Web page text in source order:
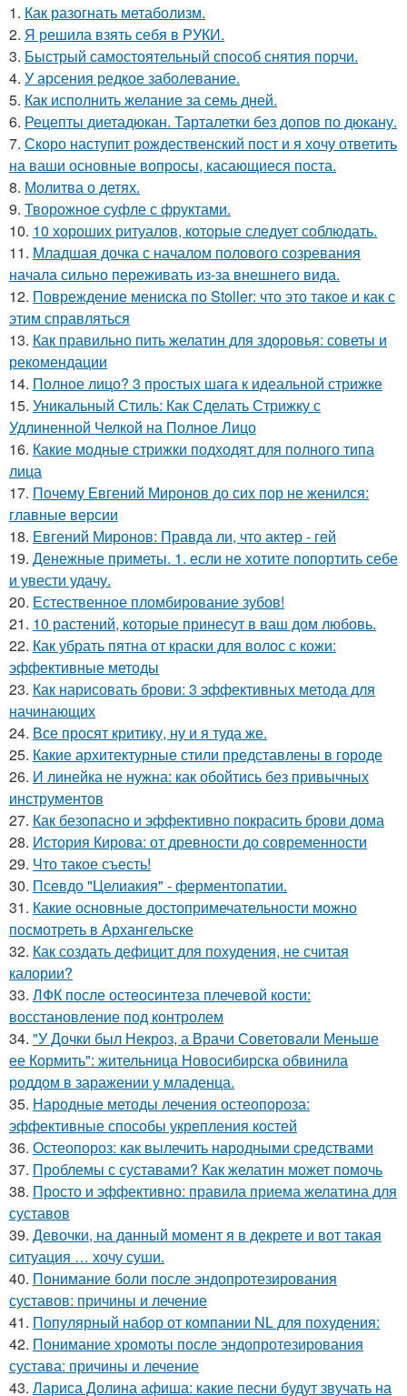
1. Как разогнать метаболизм.
2. Я решила взять себя в РУКИ.
3. Быстрый самостоятельный способ снятия порчи.
4. У арсения редкое заболевание.
5. Как исполнить желание за семь дней.
6. Рецепты диетадюкан. Тарталетки без допов по дюкану.
7. Скоро наступит рождественский пост и я хочу ответить
на ваши основные вопросы, касающиеся поста.
8. Молитва о детях.
9. Творожное суфле с фруктами.
10. 10 хороших ритуалов, которые следует соблюдать.
11. Младшая дочка с началом полового созревания
начала сильно переживать из-за внешнего вида.
12. Повреждение мениска по Stoller: что это такое и как с
этим справляться
13. Как правильно пить желатин для здоровья: советы и
рекомендации
14. Полное лицо? 3 простых шага к идеальной стрижке
15. Уникальный Стиль: Как Сделать Стрижку с
Удлиненной Челкой на Полное Лицо
16. Какие модные стрижки подходят для полного типа
лица
17. Почему Евгений Миронов до сих пор не женился:
главные версии
18. Евгений Миронов: Правда ли, что актер - гей
19. Денежные приметы. 1. если не хотите попортить себе
и увести удачу.
20. Естественное пломбирование зубов!
21. 10 растений, которые принесут в ваш дом любовь.
22. Как убрать пятна от краски для волос с кожи:
эффективные методы
23. Как нарисовать брови: 3 эффективных метода для
начинающих
24. Все просят критику, ну и я туда же.
25. Какие архитектурные стили представлены в городе
26. И линейка не нужна: как обойтись без привычных
инструментов
27. Как безопасно и эффективно покрасить брови дома
28. История Кирова: от древности до современности
29. Что такое съесть!
30. Псевдо "Целиакия" - ферментопатии.
31. Какие основные достопримечательности можно
посмотреть в Архангельске
32. Как создать дефицит для похудения, не считая
калории?
33. ЛФК после остеосинтеза плечевой кости:
восстановление под контролем
34. "У Дочки был Некроз, а Врачи Советовали Меньше
ее Кормить": жительница Новосибирска обвинила
роддом в заражении у младенца.
35. Народные методы лечения остеопороза:
эффективные способы укрепления костей
36. Остеопороз: как вылечить народными средствами
37. Проблемы с суставами? Как желатин может помочь
38. Просто и эффективно: правила приема желатина для
суставов
39. Девочки, на данный момент я в декрете и вот такая
ситуация … хочу суши.
40. Понимание боли после эндопротезирования
суставов: причины и лечение
41. Популярный набор от компании NL для похудения:
42. Понимание хромоты после эндопротезирования
сустава: причины и лечение
43. Лариса Долина афиша: какие песни будут звучать на